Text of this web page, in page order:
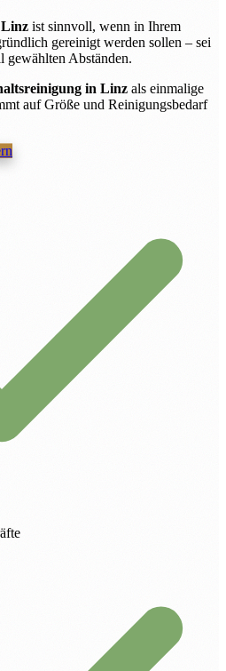
Linz ist sinnvoll, wenn in Ihrem
gereinigt werden sollen – sei
gewählten Abständen.
in Linz als einmalige
auf Größe und Reinigungsbedarf